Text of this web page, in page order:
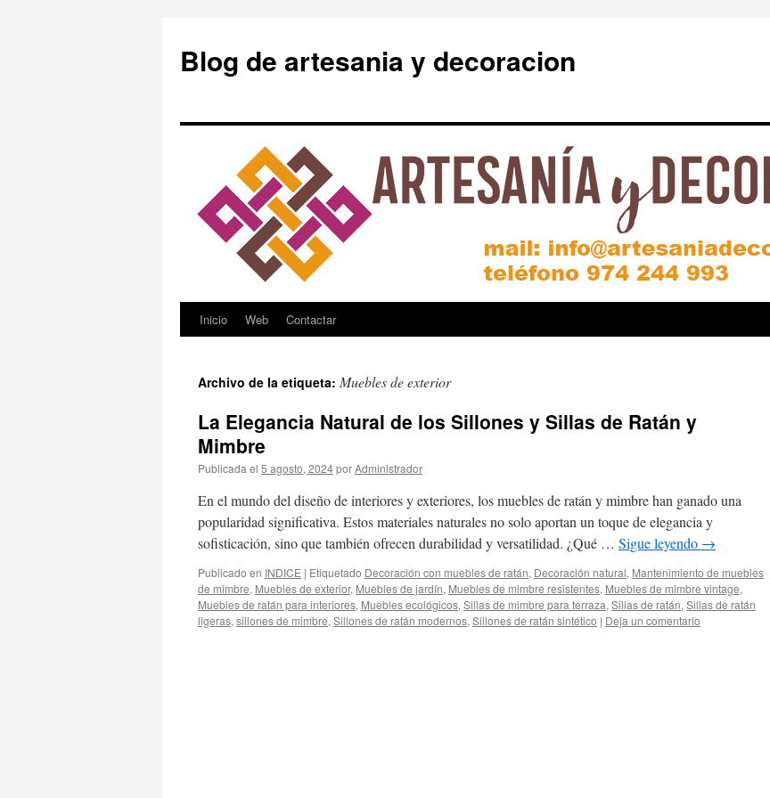
Blog de artesania y decoracion
Saltar
contenido
Inicio Web Contactar
Archivo de la etiqueta: Muebles de exterior
La Elegancia Natural de los Sillones y Sillas de Ratán y
Mimbre
Publicada el 5 agosto, 2024porAdministrador
En el mundo del diseño de interiores y exteriores, los muebles de ratán y mimbre han ganado una
popularidad significativa. Estos materiales naturales no solo aportan un toque de elegancia y
sofisticación, sino que también ofrecen durabilidad y versatilidad. ¿Qué … Sigue leyendo →
Publicado en INDICE | Etiquetado Decoración con muebles de ratán, Decoración natural, Mantenimiento de muebles
de mimbre, Muebles de exterior, Muebles de jardín, Muebles de mimbre resistentes, Muebles de mimbre vintage,
Muebles de ratán para interiores, Muebles ecológicos, Sillas de mimbre para terraza, Sillas de ratán, Sillas de ratán
ligeras, sillones de mimbre, Sillones de ratán modernos, Sillones de ratán sintético | Deja un comentario